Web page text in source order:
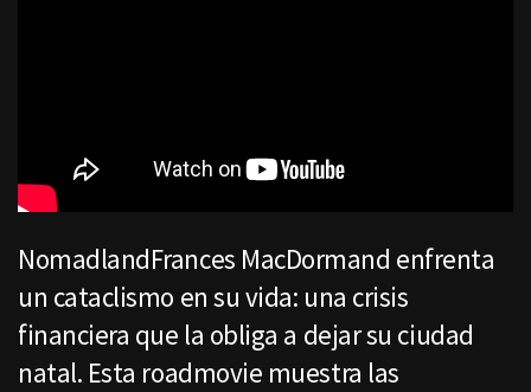
NomadlandFrances MacDormand enfrenta
un cataclismo en su vida: una crisis
financiera que la obliga a dejar su ciudad
natal. Esta roadmovie muestra las